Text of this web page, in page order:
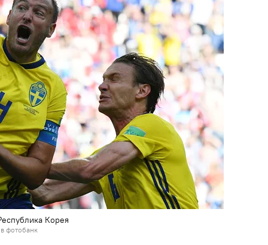
Корея
фотобанк